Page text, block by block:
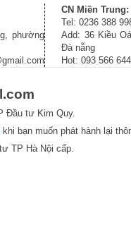
phường
CN Miền Trung:
Tel: 0236 388
Add: 36 Kiều
Đà nẵng
Hot: 093 566
Đầu tư Kim Quy.
khi bạn muốn phát hành lại
TP Hà Nội cấp.